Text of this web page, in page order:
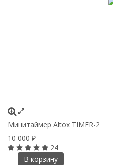
Минитаймер Altox TIMER-2
10 000 ₽
24
В корзину